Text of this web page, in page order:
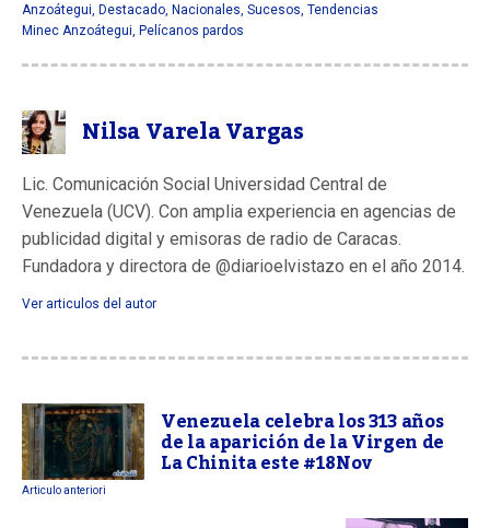
Anzoátegui Destacado Nacionales Sucesos Tendencias
Minec Anzoátegui Pelícanos pardos
Nilsa Varela Vargas
Lic. Comunicación Social Universidad Central de
Venezuela (UCV). Con amplia experiencia en agencias de
publicidad digital y emisoras de radio de Caracas.
Fundadora y directora de @diarioelvistazo en el año 2014.
Ver articulos del autor
Venezuela celebra los 313 años
de la aparición de la Virgen de
La Chinita este #18Nov
Articulo anteriori